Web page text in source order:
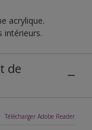
acrylique.
intérieurs.
de
Télécharger Adobe Reader